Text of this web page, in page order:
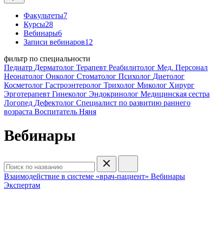
Факультеты7
Курсы28
Вебинары6
Записи вебинаров12
фильтр по специальности
Педиатр Дерматолог Терапевт Реабилитолог Мед. Персонал
Неонатолог Онколог Стоматолог Психолог Диетолог
Косметолог Гастроэнтеролог Трихолог Миколог Хирург
Эрготерапевт Гинеколог Эндокринолог Медицинская сестра
Логопед Дефектолог Специалист по развитию раннего
возраста Воспитатель Няня
Вебинары
Взаимодействие в системе «врач-пациент» Вебинары
Экспертам